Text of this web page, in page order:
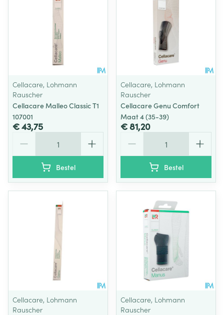
Cellacare, Lohmann
Rauscher
Cellacare Malleo Classic T1
107001
€ 43,75
Bestel
Cellacare, Lohmann
Rauscher
Cellacare Genu Comfort
Maat 4 (35-39)
€ 81,20
Bestel
Cellacare, Lohmann
Rauscher
Cellacare, Lohmann
Rauscher